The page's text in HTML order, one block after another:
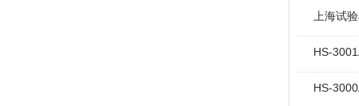
上海试
HS-
HS-